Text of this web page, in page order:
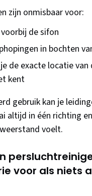
zijn onmisbaar voor:
de sifon
in bochten
de exacte locatie van
kent
gebruik kan je
altijd in één richting
voelt.
voor als niets